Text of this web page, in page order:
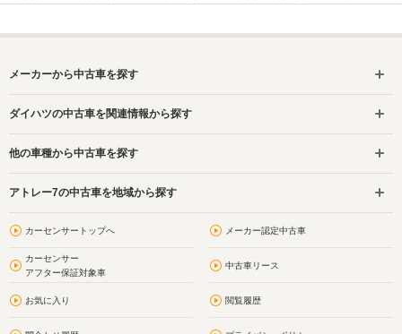
メーカーから中古車を探す
ダイハツの中古車を関連情報から探す
他の車種から中古車を探す
アトレー7の中古車を地域から探す
カーセンサートップへ メーカー認定中古車
カーセンサー
アフター保証対象車
中古車リース
お気に入り 閲覧履歴